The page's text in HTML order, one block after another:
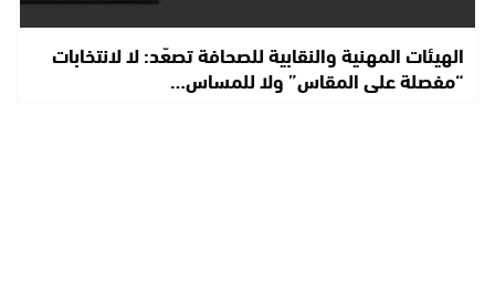
الهيئات المهنية والنقابية للصحافة تصعّد: لا لانتخابات
“مفصلة على المقاس” ولا للمساس…